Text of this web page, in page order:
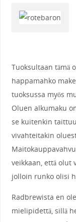
Tuoksultaan tämä
happamahko
tuoksussa myös
Oluen alkumaku
se kuitenkin
vivahteitakin
veikkaan, että olut
jolloin runko olisi
Radbrewista en
mielipidettä, sillä